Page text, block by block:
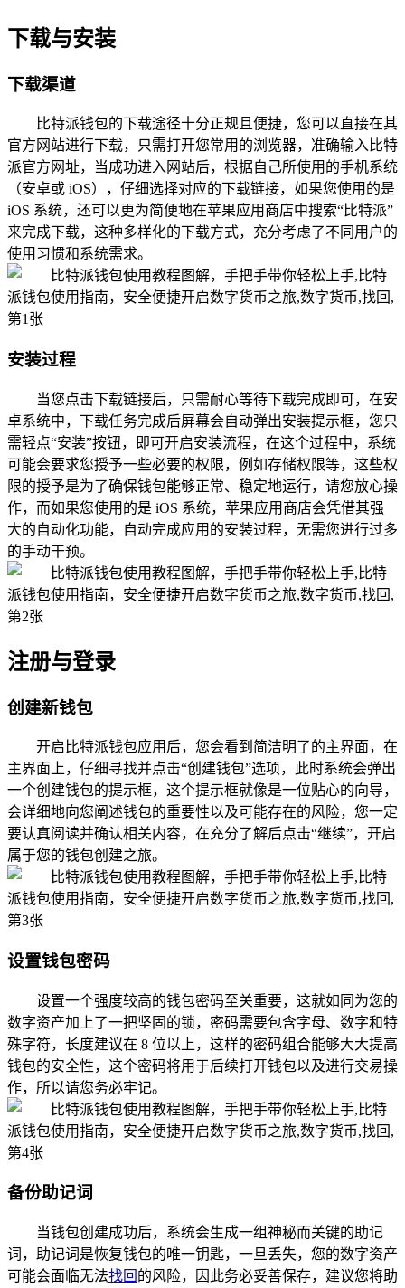
下载与安装
下载渠道
比特派钱包的下载途径十分正规且便捷，您可以直接在其
官方网站进行下载，只需打开您常用的浏览器，准确输入比特
派官方网址，当成功进入网站后，根据自己所使用的手机系统
（安卓或 iOS），仔细选择对应的下载链接，如果您使用的是
iOS 系统，还可以更为简便地在苹果应用商店中搜索“比特派”
来完成下载，这种多样化的下载方式，充分考虑了不同用户的
使用习惯和系统需求。
安装过程
当您点击下载链接后，只需耐心等待下载完成即可，在安
卓系统中，下载任务完成后屏幕会自动弹出安装提示框，您只
需轻点“安装”按钮，即可开启安装流程，在这个过程中，系统
可能会要求您授予一些必要的权限，例如存储权限等，这些权
限的授予是为了确保钱包能够正常、稳定地运行，请您放心操
作，而如果您使用的是 iOS 系统，苹果应用商店会凭借其强
大的自动化功能，自动完成应用的安装过程，无需您进行过多
的手动干预。
注册与登录
创建新钱包
开启比特派钱包应用后，您会看到简洁明了的主界面，在
主界面上，仔细寻找并点击“创建钱包”选项，此时系统会弹出
一个创建钱包的提示框，这个提示框就像是一位贴心的向导，
会详细地向您阐述钱包的重要性以及可能存在的风险，您一定
要认真阅读并确认相关内容，在充分了解后点击“继续”，开启
属于您的钱包创建之旅。
设置钱包密码
设置一个强度较高的钱包密码至关重要，这就如同为您的
数字资产加上了一把坚固的锁，密码需要包含字母、数字和特
殊字符，长度建议在 8 位以上，这样的密码组合能够大大提高
钱包的安全性，这个密码将用于后续打开钱包以及进行交易操
作，所以请您务必牢记。
备份助记词
当钱包创建成功后，系统会生成一组神秘而关键的助记
词，助记词是恢复钱包的唯一钥匙，一旦丢失，您的数字资产
可能会面临无法找回 的风险，因此务必妥善保存，建议您将助